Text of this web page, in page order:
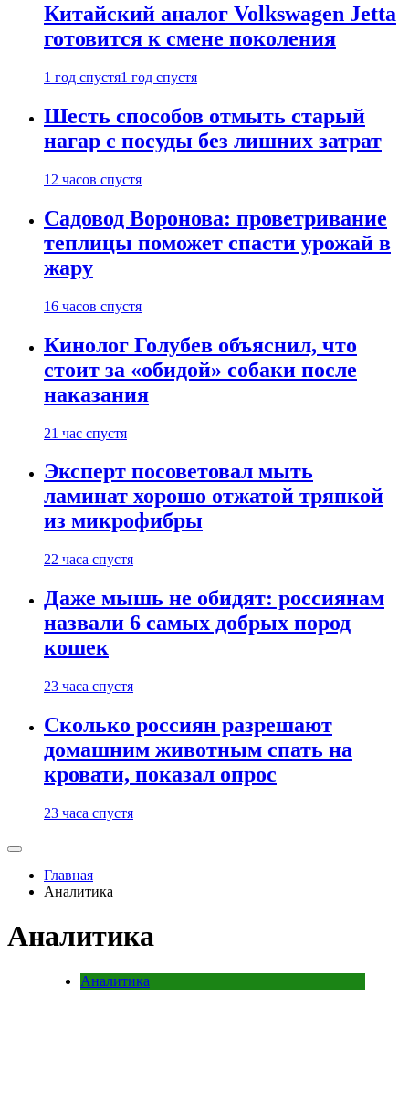
Китайский аналог Volkswagen Jetta
готовится к смене поколения
1 год спустя1 год спустя
Шесть способов отмыть старый
нагар с посуды без лишних затрат
12 часов спустя
Садовод Воронова: проветривание
теплицы поможет спасти урожай в
жару
16 часов спустя
Кинолог Голубев объяснил, что
стоит за «обидой» собаки после
наказания
21 час спустя
Эксперт посоветовал мыть
ламинат хорошо отжатой тряпкой
из микрофибры
22 часа спустя
Даже мышь не обидят: россиянам
назвали 6 самых добрых пород
кошек
23 часа спустя
Сколько россиян разрешают
домашним животным спать на
кровати, показал опрос
23 часа спустя
Главная
Аналитика
Аналитика
Аналитика